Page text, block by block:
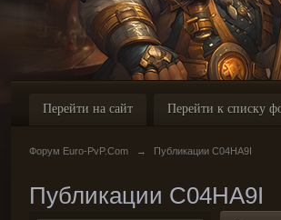
Перейти на сайт Перейти к списку
Форум Euro-PvP.Com → Публикации C04HA9I
Публикации C04HA9I